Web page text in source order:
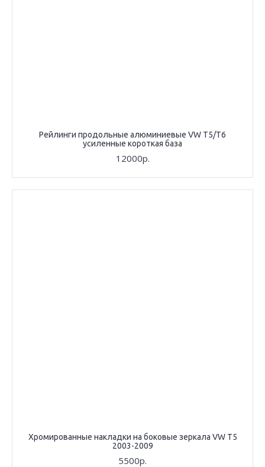
Рейлинги продольные алюминиевые VW T5/T6
усиленные короткая база
12000р.
Хромированные накладки на боковые зеркала VW T5
2003-2009
5500р.